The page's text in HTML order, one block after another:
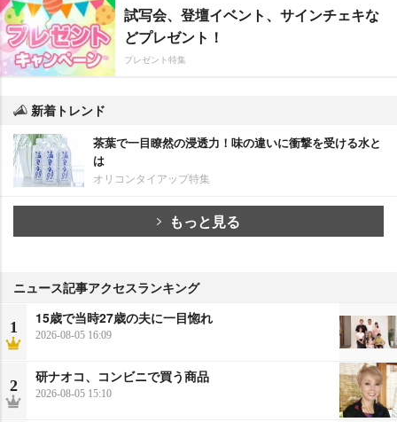
試写会、登壇イベント、サインチェキな
どプレゼント！
プレゼント特集
新着トレンド
茶葉で一目瞭然の浸透力！味の違いに衝撃を受ける水と
は
オリコンタイアップ特集
もっと見る
ニュース記事アクセスランキング
1
15歳で当時27歳の夫に一目惚れ
2026-08-05 16:09
2
研ナオコ、コンビニで買う商品
2026-08-05 15:10